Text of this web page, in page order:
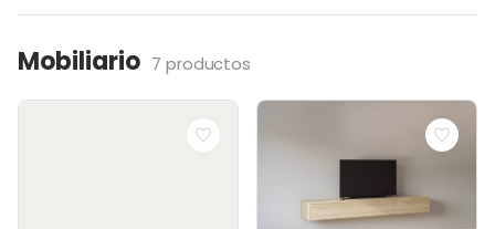
Mobiliario 7 productos